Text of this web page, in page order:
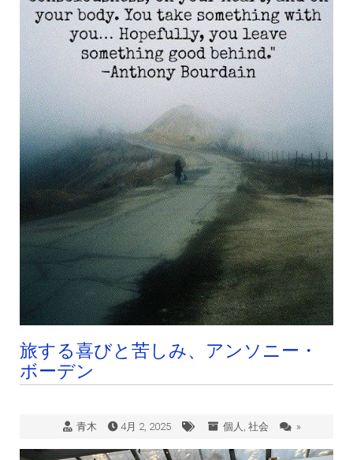
旅する喜びと苦しみ、アンソニー・
ボーデン
青木 4月 2, 2025 個人 社会 »